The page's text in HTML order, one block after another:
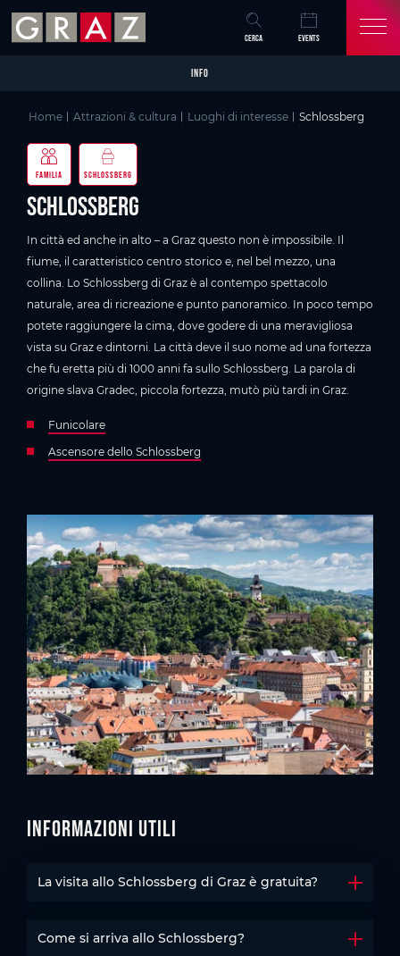
Skip to main content
Skip to table of contents
Skip to main navigation
CERCA EVENTS
INFO
Home Attrazioni & cultura Luoghi di interesse Schlossberg
FAMILIA SCHLOSSBERG
Schlossberg
In città ed anche in alto – a Graz questo non è impossibile. Il
fiume, il caratteristico centro storico e, nel bel mezzo, una
collina. Lo Schlossberg di Graz è al contempo spettacolo
naturale, area di ricreazione e punto panoramico. In poco tempo
potete raggiungere la cima, dove godere di una meravigliosa
vista su Graz e dintorni. La città deve il suo nome ad una fortezza
che fu eretta più di 1000 anni fa sullo Schlossberg. La parola di
origine slava Gradec, piccola fortezza, mutò più tardi in Graz.
Funicolare
Ascensore dello Schlossberg
Informazioni utili
La visita allo Schlossberg di Graz è gratuita? Aprire
Come si arriva allo Schlossberg? Aprire